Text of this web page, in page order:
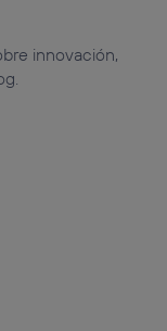
innovación,